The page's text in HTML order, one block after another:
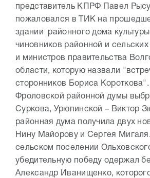
представитель КПРФ Павел
пожаловался в ТИК на
здании районного дома
чиновников районной и
и министров правительства
области, которую назвали
сторонников Бориса
Фроловской районной думы
Суркова, Урюпинской – Виктор
районная дума получила двух
Нину Майорову и Сергея
сельском поселении
убедительную победу одержал
Александр Иванищенко,